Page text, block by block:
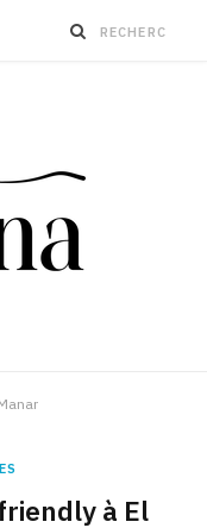
à El